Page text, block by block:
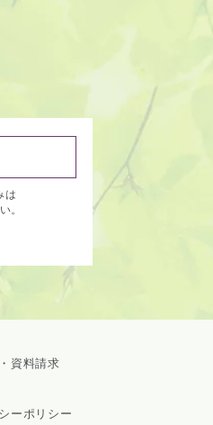
は
。
資料請求
ーポリシー